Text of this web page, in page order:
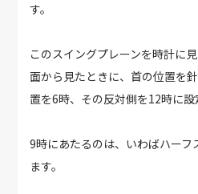
す。
このスイングプレーンを時計に
面から見たときに、首の位置を
置を6時、その反対側を12時に設
9時にあたるのは、いわばハーフ
ます。